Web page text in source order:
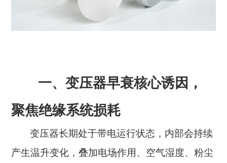
一、变压器早衰核心诱因，
聚焦绝缘系统损耗
变压器长期处于带电运行状态，内部会持续
产生温升变化，叠加电场作用、空气湿度、粉尘